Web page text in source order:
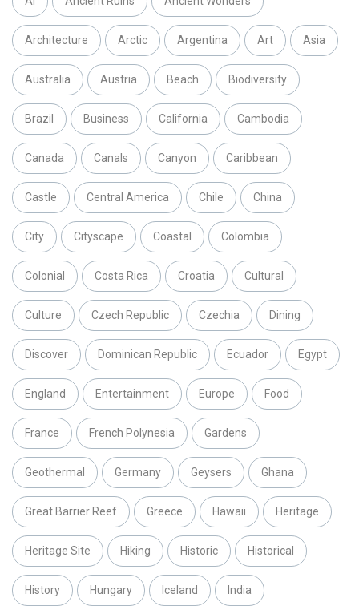
Architecture Arctic Argentina Art Asia
Australia Austria Beach Biodiversity
Brazil Business California Cambodia
Canada Canals Canyon Caribbean
Castle Central America Chile China
City Cityscape Coastal Colombia
Colonial Costa Rica Croatia Cultural
Culture Czech Republic Czechia Dining
Discover Dominican Republic Ecuador Egypt
England Entertainment Europe Food
France French Polynesia Gardens
Geothermal Germany Geysers Ghana
Great Barrier Reef Greece Hawaii Heritage
Heritage Site Hiking Historic Historical
History Hungary Iceland India